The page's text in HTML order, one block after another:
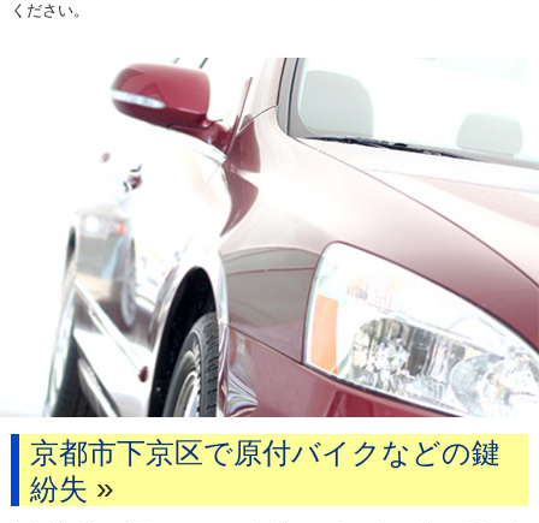
ください。
京都市下京区で原付バイクなどの鍵
紛失 »